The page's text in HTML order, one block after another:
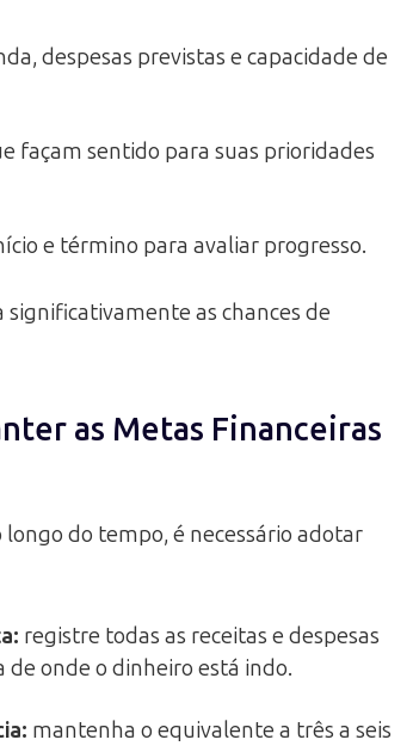
despesas previstas e capacidade de
façam sentido para suas prioridades
e término para avaliar progresso.
as chances de
as Metas Financeiras
do tempo, é necessário adotar
: registre todas as receitas e despesas
onde o dinheiro está indo.
: mantenha o equivalente a três a seis